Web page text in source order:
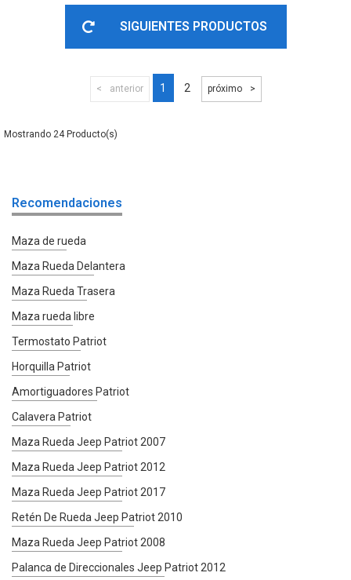
SIGUIENTES PRODUCTOS
anterior 1 2 próximo
24
Recomendaciones
Maza de rueda
Maza Rueda Delantera
Maza Rueda Trasera
Maza rueda libre
Termostato Patriot
Horquilla Patriot
Amortiguadores Patriot
Calavera Patriot
Maza Rueda Jeep Patriot 2007
Maza Rueda Jeep Patriot 2012
Maza Rueda Jeep Patriot 2017
Retén De Rueda Jeep Patriot 2010
Maza Rueda Jeep Patriot 2008
Palanca de Direccionales Jeep Patriot 2012